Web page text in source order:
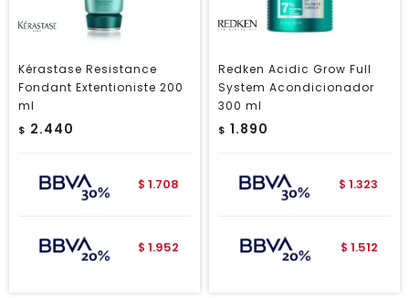
Kérastase Resistance
Fondant Extentioniste 200
ml
$ 2.440
$ 1.708
$ 1.952
Redken Acidic Grow Full
System Acondicionador
300 ml
$ 1.890
$ 1.323
$ 1.512